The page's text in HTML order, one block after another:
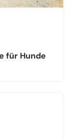
für Hunde